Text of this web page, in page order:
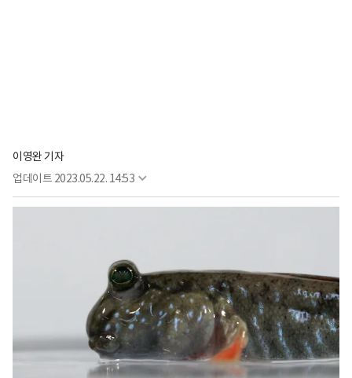
이영완 기자
업데이트 2023.05.22. 14:53